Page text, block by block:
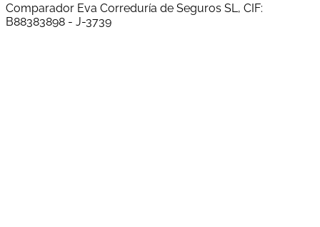
Comparador Eva Correduría de Seguros SL, CIF:
B88383898 - J-3739